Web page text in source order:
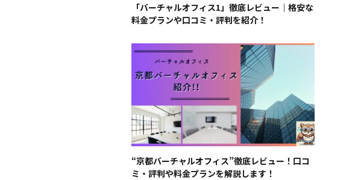
「バーチャルオフィス1」徹底レビュー｜格安な
料金プランや口コミ・評判を紹介！
“京都バーチャルオフィス”徹底レビュー！口コ
ミ・評判や料金プランを解説します！